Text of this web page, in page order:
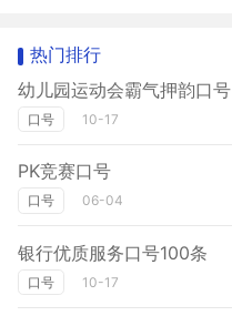
热门排行
幼儿园运动会霸气押韵口号
口号 10-17
PK竞赛口号
口号 06-04
银行优质服务口号100条
口号 10-17